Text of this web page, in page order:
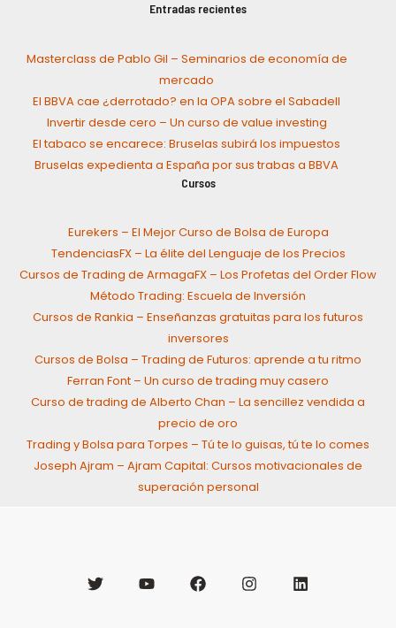
Entradas recientes
Masterclass de Pablo Gil – Seminarios de economía de
mercado
El BBVA cae ¿derrotado? en la OPA sobre el Sabadell
Invertir desde cero – Un curso de value investing
El tabaco se encarece: Bruselas subirá los impuestos
Bruselas expedienta a España por sus trabas a BBVA
Cursos
Eurekers – El Mejor Curso de Bolsa de Europa
TendenciasFX – La élite del Lenguaje de los Precios
Cursos de Trading de ArmagaFX – Los Profetas del Order Flow
Método Trading: Escuela de Inversión
Cursos de Rankia – Enseñanzas gratuitas para los futuros
inversores
Cursos de Bolsa – Trading de Futuros: aprende a tu ritmo
Ferran Font – Un curso de trading muy casero
Curso de trading de Alberto Chan – La sencillez vendida a
precio de oro
Trading y Bolsa para Torpes – Tú te lo guisas, tú te lo comes
Joseph Ajram – Ajram Capital: Cursos motivacionales de
superación personal